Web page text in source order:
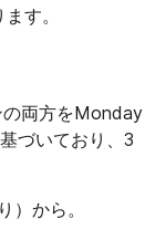
す。
両方をMonday
づいており、3
）から。